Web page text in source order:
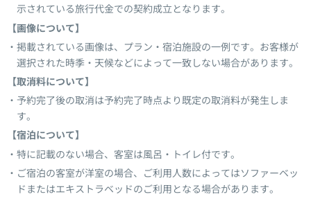
示されている旅行代金での契約成立となります。
【画像について】
掲載されている画像は、プラン・宿泊施設の一例です。お客様が
選択された時季・天候などによって一致しない場合があります。
【取消料について】
予約完了後の取消は予約完了時点より既定の取消料が発生しま
す。
【宿泊について】
特に記載のない場合、客室は風呂・トイレ付です。
ご宿泊の客室が洋室の場合、ご利用人数によってはソファーベッ
ドまたはエキストラベッドのご利用となる場合があります。